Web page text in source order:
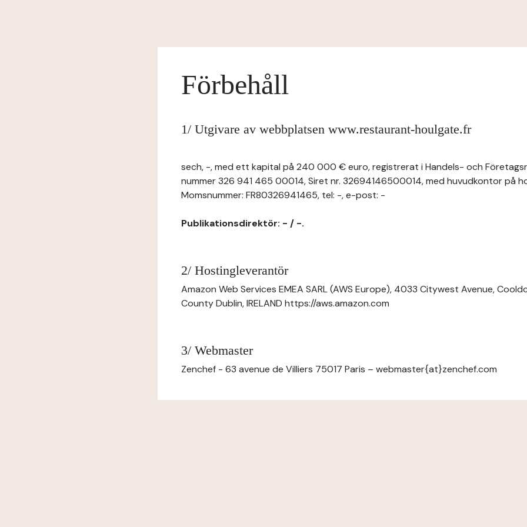
Förbehåll
1/ Utgivare av webbplatsen www.restaurant-houlgate.fr
sech, -, med ett kapital på 240 000 € euro, registrerat i Handels- och
nummer 326 941 465 00014, Siret nr. 32694146500014, med huvudkontor på
Momsnummer: FR80326941465, tel: -, e-post: -
Publikationsdirektör: - / -.
2/ Hostingleverantör
Amazon Web Services EMEA SARL (AWS Europe), 4033 Citywest Avenue,
County Dublin, IRELAND https://aws.amazon.com
3/ Webmaster
Zenchef - 63 avenue de Villiers 75017 Paris – webmaster{at}zenchef.com